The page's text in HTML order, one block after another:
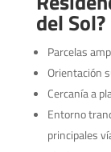
del Sol?
Parcelas
Orientación
Cercanía a
Entorno
principales